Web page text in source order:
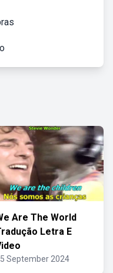
Are The World
Letra E
September 2024